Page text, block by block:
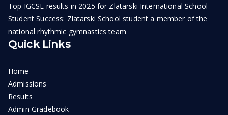
Top IGCSE results in 2025 for Zlatarski International School
Student Success: Zlatarski School student a member of the
national rhythmic gymnastics team
Quick Links
Home
Admissions
Results
Admin Gradebook